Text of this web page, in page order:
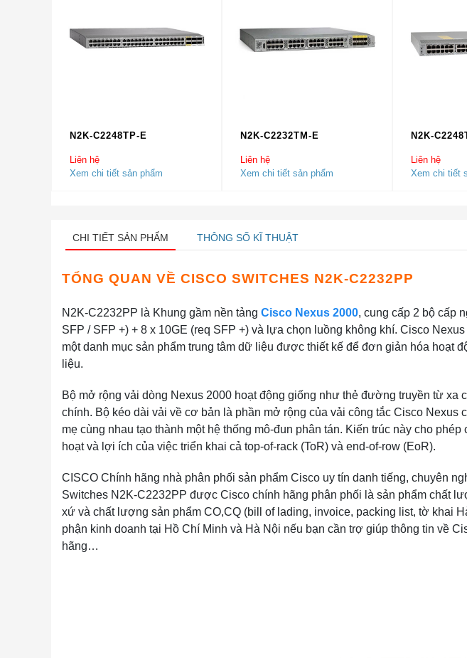
N2K-C2248TP-E
Liên hệ
Xem chi tiết sản phẩm
N2K-C2232TM-E
Liên hệ
Xem chi tiết sản phẩm
N2K-
Liên hệ
Xem chi tiết
CHI TIẾT SẢN PHẨM THÔNG SỐ KĨ THUẬT
TỔNG QUAN VỀ CISCO SWITCHES N2K-C2232PP
N2K-C2232PP là Khung gầm nền tảng Cisco Nexus 2000, cung cấp 2 bộ cấp
SFP / SFP +) + 8 x 10GE (req SFP +) và lựa chọn luồng không khí. Cisco
một danh mục sản phẩm trung tâm dữ liệu được thiết kế để đơn giản hóa hoạt
liệu.
Bộ mở rộng vải dòng Nexus 2000 hoạt động giống như thẻ đường truyền từ xa
chính. Bộ kéo dài vải về cơ bản là phần mở rộng của vải công tắc Cisco Nexus
mẹ cùng nhau tạo thành một hệ thống mô-đun phân tán. Kiến trúc này cho
hoạt và lợi ích của việc triển khai cả top-of-rack (ToR) và end-of-row (EoR).
CISCO Chính hãng nhà phân phối sản phẩm Cisco uy tín danh tiếng, chuyên
Switches N2K-C2232PP được Cisco chính hãng phân phối là sản phẩm chất
xứ và chất lượng sản phẩm CO,CQ (bill of lading, invoice, packing list, tờ khai
phận kinh doanh tại Hồ Chí Minh và Hà Nội nếu bạn cần trợ giúp thông tin về
hãng…